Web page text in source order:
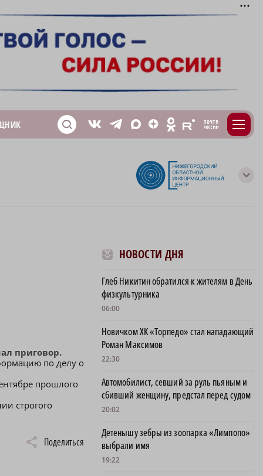
S V T X Z O E m
с
приговор.
по делу о
прошлого
строгого
Поделиться
НОВОСТИ ДНЯ
Глеб Никитин обратился к жителям в День
физкультурника
06:00
Новичком ХК «Торпедо» стал нападающий
Роман Максимов
22:30
Автомобилист, севший за руль пьяным и
сбивший женщину, предстал перед судом
20:02
Детенышу зебры из зоопарка «Лимпопо»
выбрали имя
19:22